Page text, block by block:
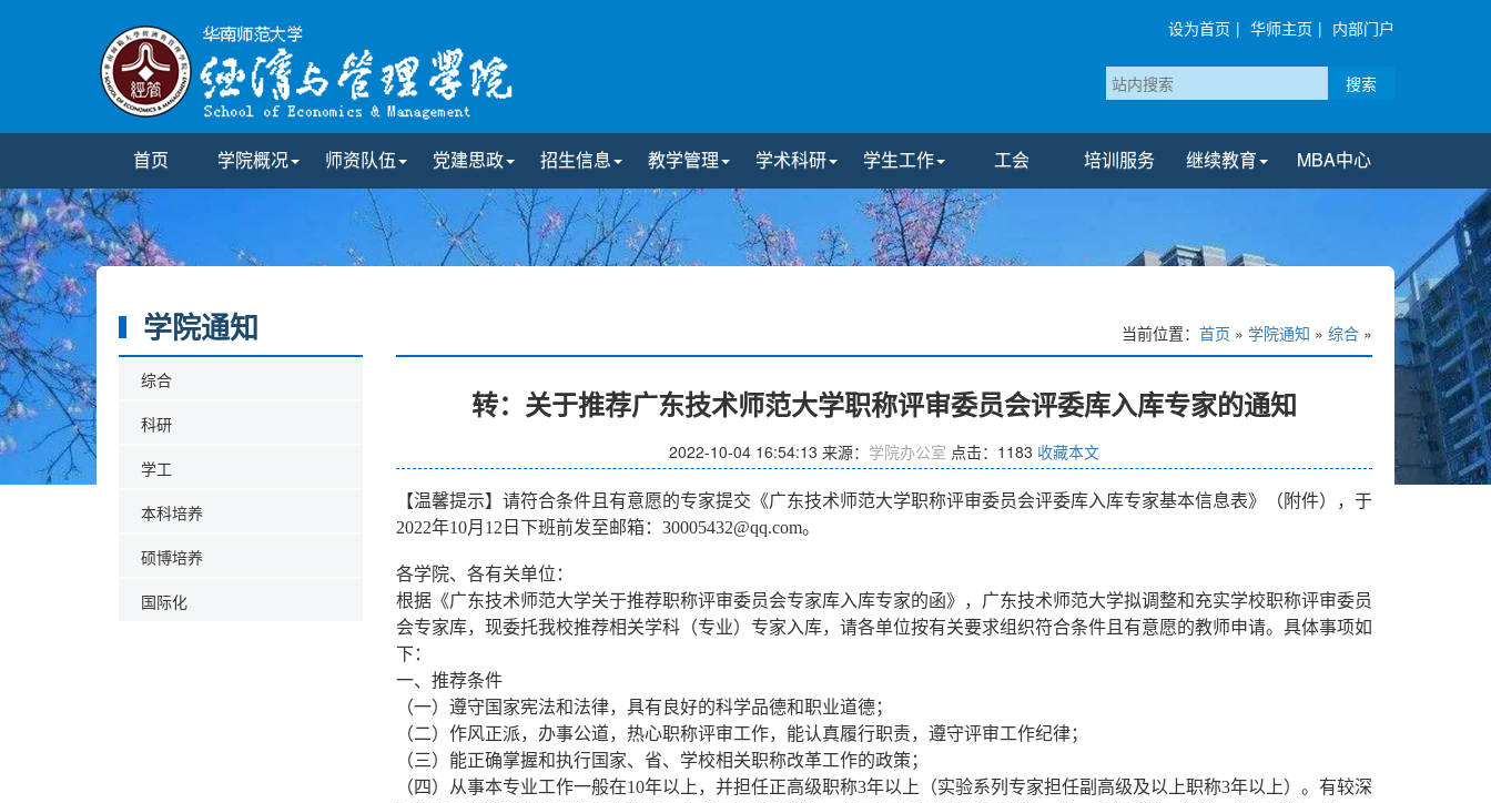
设为首页 | 华师主页 | 内部门户
搜索
首页 学院概况 师资队伍 党建思政 招生信息 教学管理 学术科研 学生工作 工会 培训服务 继续教育 MBA中心
学院通知
综合
科研
学工
本科培养
硕博培养
国际化
当前位置： 首页 » 学院通知 » 综合 »
转：关于推荐广东技术师范大学职称评审委员会评委库入库专家的通知
2022-10-04 16:54:13 来源： 学院办公室 点击： 1183 收藏本文
【温馨提示】请符合条件且有意愿的专家提交《广东技术师范大学职称评审委员会评委库入库专家基本信息表》（附件），于
2022年10月12日下班前发至邮箱：30005432@qq.com。
各学院、各有关单位：
根据《广东技术师范大学关于推荐职称评审委员会专家库入库专家的函》，广东技术师范大学拟调整和充实学校职称评审委员
会专家库，现委托我校推荐相关学科（专业）专家入库，请各单位按有关要求组织符合条件且有意愿的教师申请。具体事项如
下：
一、推荐条件
（一）遵守国家宪法和法律，具有良好的科学品德和职业道德；
（二）作风正派，办事公道，热心职称评审工作，能认真履行职责，遵守评审工作纪律；
（三）能正确掌握和执行国家、省、学校相关职称改革工作的政策；
（四）从事本专业工作一般在10年以上，并担任正高级职称3年以上（实验系列专家担任副高级及以上职称3年以上）。有较深